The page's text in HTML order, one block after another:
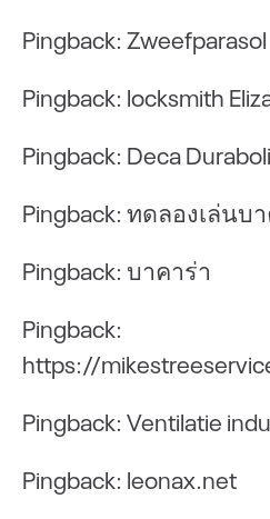
Pingback: Zweefparasol
Pingback: locksmith
Pingback: Deca
Pingback: ทดลองเล่นบ
Pingback: บาคาร่า
Pingback:
https://
Pingback: Ventilatie
Pingback: leonax.net